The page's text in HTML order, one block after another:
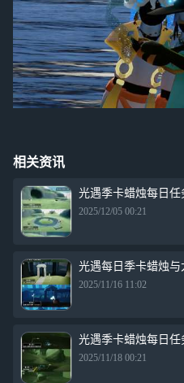
相关资讯
光遇季卡蜡烛每日
2025/12/05 00:21
光遇每日季卡蜡烛
2025/11/16 11:02
光遇季卡蜡烛每日
2025/11/18 00:21